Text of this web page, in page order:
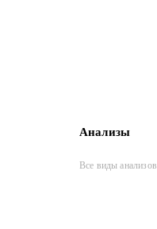
Анализы
Все виды анализов